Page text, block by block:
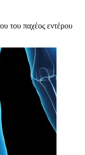
του παχέος εντέρου